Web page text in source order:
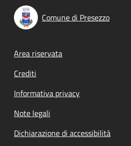
Comune di Presezzo
Footer menu
Area riservata
Crediti
Informativa privacy
Note legali
Dichiarazione di accessibilità